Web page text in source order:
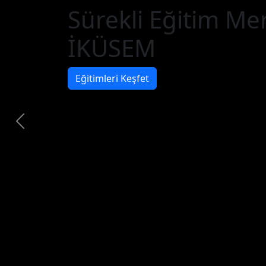
Sürekli Eğitim
İKÜSEM
Eğitimleri Keşfet